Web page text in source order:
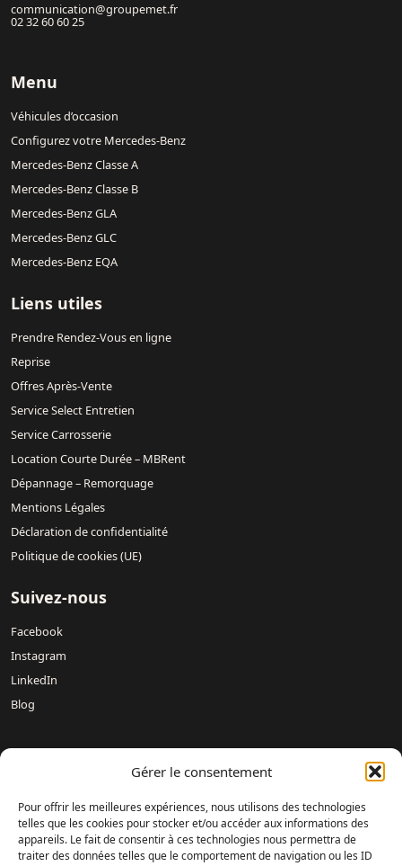
Gérer le consentement
Pour offrir les meilleures expériences, nous utilisons des technologies
telles que les cookies pour stocker et/ou accéder aux informations des
appareils. Le fait de consentir à ces technologies nous permettra de
traiter des données telles que le comportement de navigation ou les ID
communication@groupemet.fr
02 32 60 60 25
Menu
Véhicules d’occasion
Configurez votre Mercedes-Benz
Mercedes-Benz Classe A
Mercedes-Benz Classe B
Mercedes-Benz GLA
Mercedes-Benz GLC
Mercedes-Benz EQA
Liens utiles
Prendre Rendez-Vous en ligne
Reprise
Offres Après-Vente
Service Select Entretien
Service Carrosserie
Location Courte Durée – MBRent
Dépannage – Remorquage
Mentions Légales
Déclaration de confidentialité
Politique de cookies (UE)
Suivez-nous
Facebook
Instagram
LinkedIn
Blog
Mercedes-Benz DREUX / Mercedes-Benz
Mercedes-Benz Mondeville Caen – AUBIN NORMANDIE /
Mercedes-Benz Le Havre – LAMARTINE AUTOMOBILES /
Mercedes-Benz Magnanville – DAVIS MONGAZONS /
Mercedes-Benz Fontenay-sur-Eure – DAVIS 28 /Mercedes-Benz